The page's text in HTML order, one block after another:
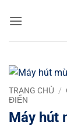
đến
TRANG CHỦ /
ĐIỂN
Máy hút